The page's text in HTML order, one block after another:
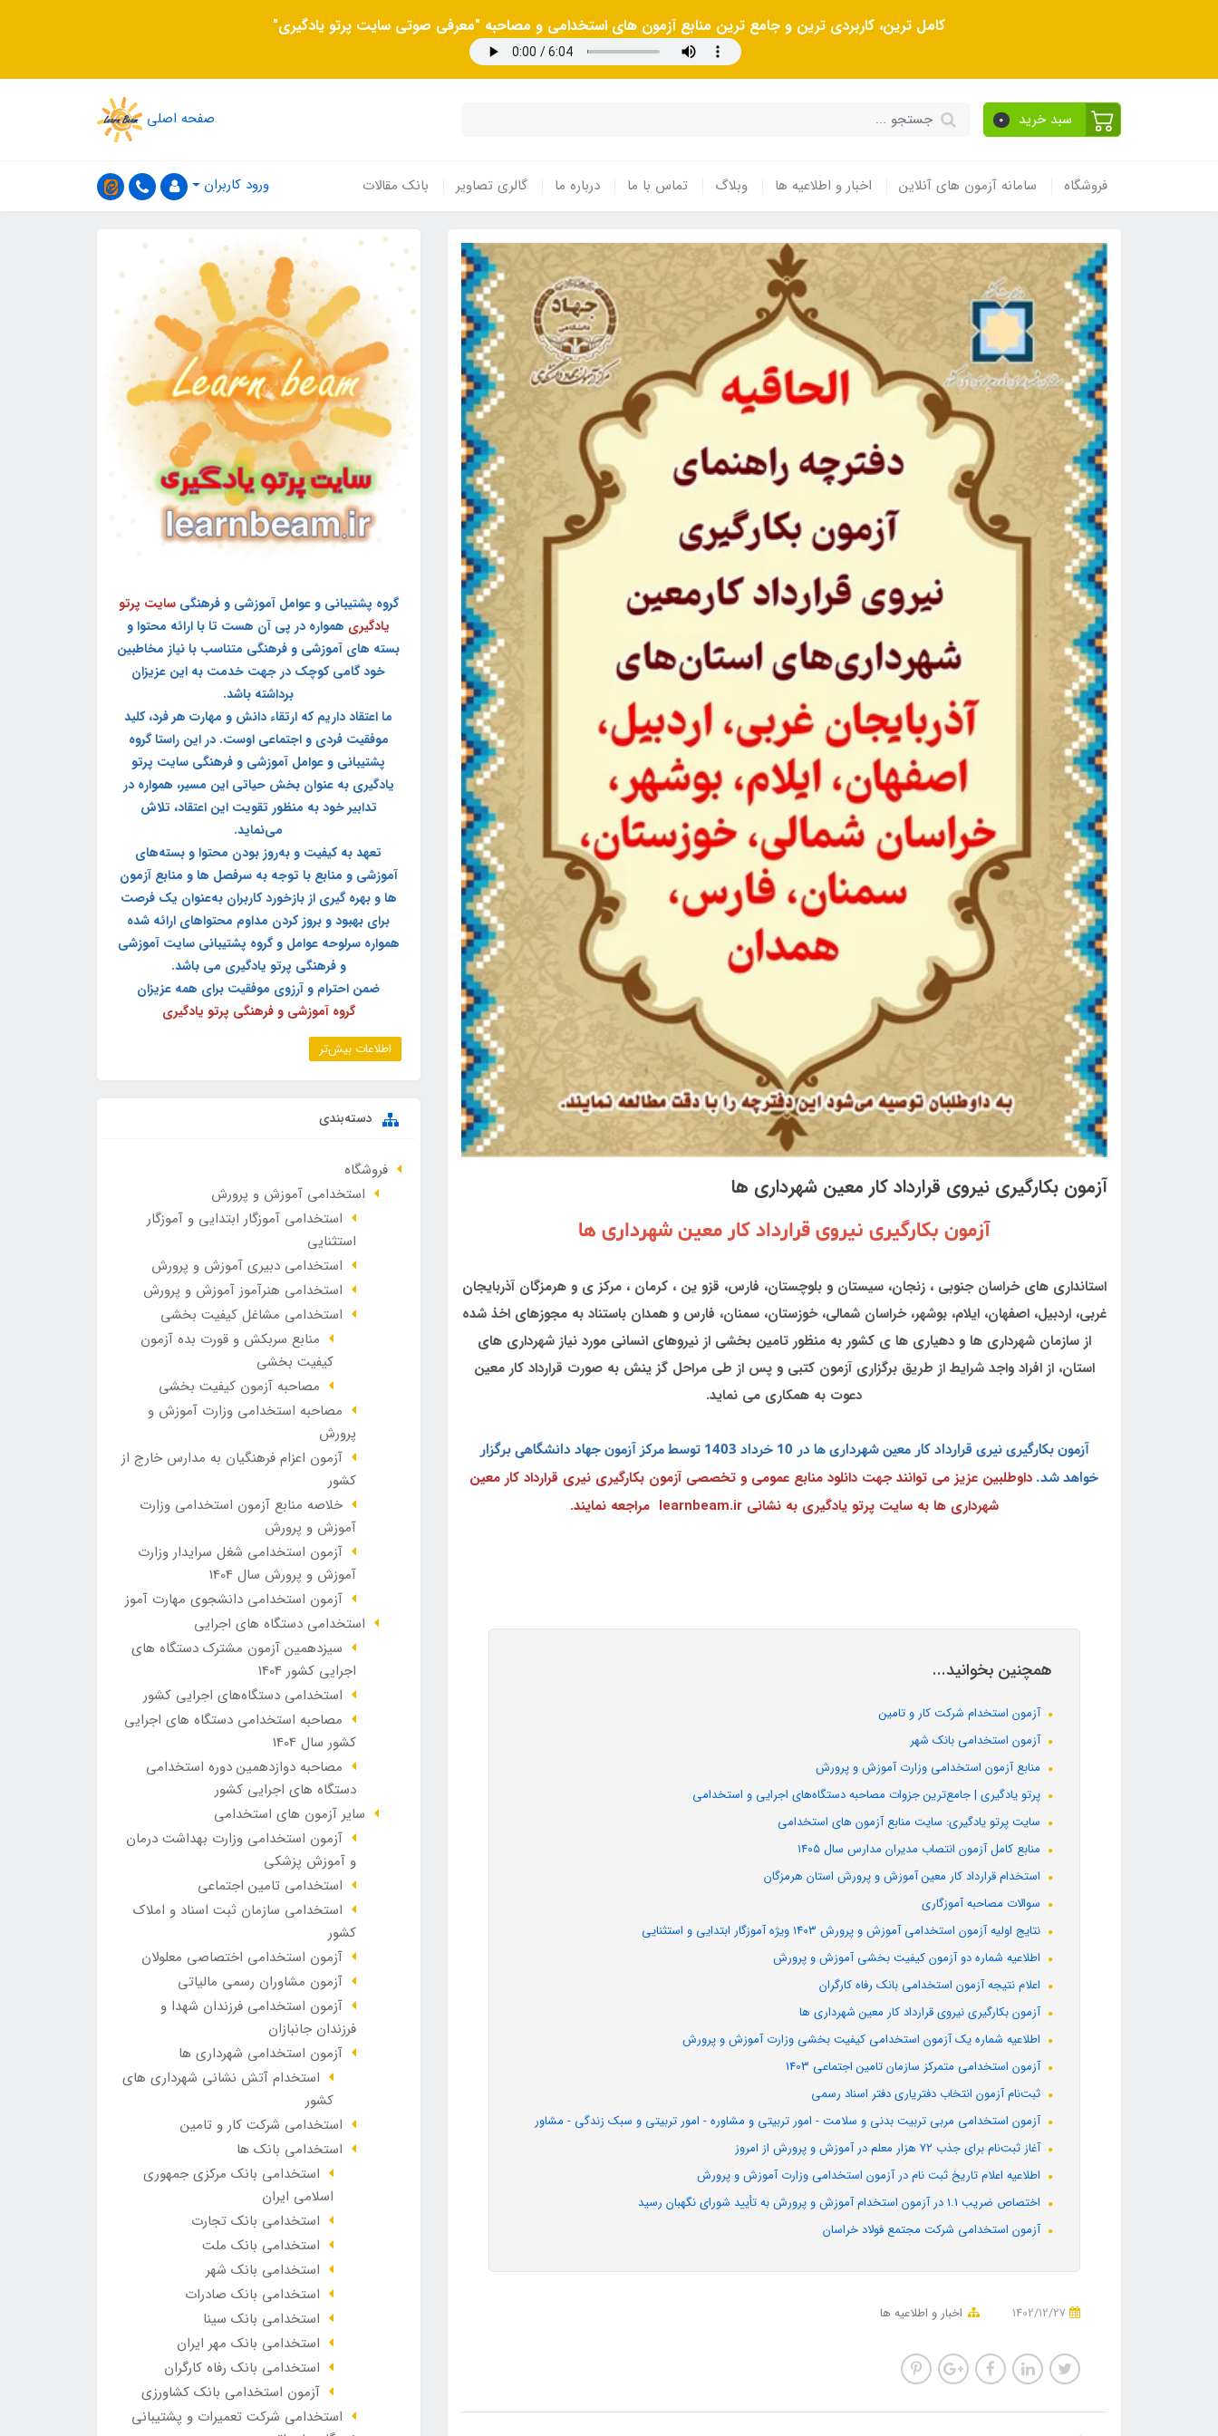
کامل ترین، کاربردی ترین و جامع ترین منابع آزمون های استخدامی و مصاحبه "معرفی صوتی سایت پرتو یادگیری"
سبد خرید 0 صفحه اصلی
فروشگاه سامانه آزمون های آنلاین اخبار و اطلاعیه ها وبلاگ تماس با ما درباره ما گالری تصاویر بانک مقالات ورود کاربران
آزمون بکارگیری نیروی قرارداد کار معین شهرداری ها
آزمون بکارگیری نیروی قرارداد کار معین شهرداری ها
استانداری های خراسان جنوبی ، زنجان، سیستان و بلوچستان، فارس، قزو ین ، کرمان ، مرکز ی و هرمزگان آذربایجان
غربی، اردبیل، اصفهان، ایلام، بوشهر، خراسان شمالی، خوزستان، سمنان، فارس و همدان باستناد به مجوزهای اخذ شده
از سازمان شهرداری ها و دهیاری ها ی کشور به منظور تامین بخشی از نیروهای انسانی مورد نیاز شهرداری های
استان، از افراد واجد شرایط از طریق برگزاری آزمون کتبی و پس از طی مراحل گز ینش به صورت قرارداد کار معین
دعوت به همکاری می نماید.
آزمون بکارگیری نیری قرارداد کار معین شهرداری ها در 10 خرداد 1403 توسط مرکز آزمون جهاد دانشگاهی برگزار
خواهد شد. داوطلبین عزیز می توانند جهت دانلود منابع عمومی و تخصصی آزمون بکارگیری نیری قرارداد کار معین
شهرداری ها به سایت پرتو یادگیری به نشانی learnbeam.ir مراجعه نمایند.
همچنین بخوانید...
آزمون استخدام شرکت کار و تامین
آزمون استخدامی بانک شهر
منابع آزمون استخدامی وزارت آموزش و پرورش
پرتو یادگیری | جامع‌ترین جزوات مصاحبه دستگاه‌های اجرایی و استخدامی
سایت پرتو یادگیری: سایت منابع آزمون های استخدامی
منابع کامل آزمون انتصاب مدیران مدارس سال ۱۴۰۵
استخدام قرارداد کار معین آموزش و پرورش استان هرمزگان
سوالات مصاحبه آموزگاری
نتایج اولیه آزمون استخدامی آموزش و پرورش ۱۴۰۳ ویژه آموزگار ابتدایی و استثنایی
اطلاعیه شماره دو آزمون کیفیت بخشی آموزش و پرورش
اعلام نتیجه آزمون استخدامی بانک رفاه کارگران
آزمون بکارگیری نیروی قرارداد کار معین شهرداری ها
اطلاعیه شماره یک آزمون استخدامی کیفیت بخشی وزارت آموزش و پرورش
آزمون استخدامی متمرکز سازمان تامین اجتماعی 1403
ثبت‌نام آزمون انتخاب دفتریاری دفتر اسناد رسمی
آزمون استخدامی مربی تربیت بدنی و سلامت - امور تربیتی و مشاوره - امور تربیتی و سبک زندگی - مشاور
آغاز ثبت‌نام برای جذب ۷۲ هزار معلم در آموزش و پرورش از امروز
اطلاعیه اعلام تاریخ ثبت نام در آزمون استخدامی وزارت آموزش و پرورش
اختصاص ضریب 1.1 در آزمون استخدام آموزش و پرورش به تأیید شورای نگهبان رسید
آزمون استخدامی شرکت مجتمع فولاد خراسان
اخبار و اطلاعیه ها
گروه پشتیبانی و عوامل آموزشی و فرهنگی سایت پرتو
یادگیری همواره در پی آن هست تا با ارائه محتوا و
بسته های آموزشی و فرهنگی متناسب با نیاز مخاطبین
خود گامی کوچک در جهت خدمت به این عزیزان
برداشته باشد.
ما اعتقاد داریم که ارتقاء دانش و مهارت هر فرد، کلید
موفقیت فردی و اجتماعی اوست. در این راستا گروه
پشتیبانی و عوامل آموزشی و فرهنگی سایت پرتو
یادگیری به عنوان بخش حیاتی این مسیر، همواره در
تدابیر خود به منظور تقویت این اعتقاد، تلاش
می‌نماید.
تعهد به کیفیت و به‌روز بودن محتوا و بسته‌های
آموزشی و منابع با توجه به سرفصل ها و منابع آزمون
ها و بهره گیری از بازخورد کاربران به‌عنوان یک فرصت
برای بهبود و بروز کردن مداوم محتواهای ارائه شده
همواره سرلوحه عوامل و گروه پشتیبانی سایت آموزشی
و فرهنگی پرتو یادگیری می باشد.
ضمن احترام و آرزوی موفقیت برای همه عزیزان
گروه آموزشی و فرهنگی پرتو یادگیری
اطلاعات بیش‌تر
دسته‌بندی
فروشگاه
استخدامی آموزش و پرورش
استخدامی آموزگار ابتدایی و آموزگار
استثنایی
استخدامی دبیری آموزش و پرورش
استخدامی هنرآموز آموزش و پرورش
استخدامی مشاغل کیفیت بخشی
منابع سربکش و قورت بده آزمون
کیفیت بخشی
مصاحبه آزمون کیفیت بخشی
مصاحبه استخدامی وزارت آموزش و
پرورش
آزمون اعزام فرهنگیان به مدارس خارج از
کشور
خلاصه منابع آزمون استخدامی وزارت
آموزش و پرورش
آزمون استخدامی شغل سرایدار وزارت
آموزش و پرورش سال 1404
آزمون استخدامی دانشجوی مهارت آموز
استخدامی دستگاه های اجرایی
سیزدهمین آزمون مشترک دستگاه های
اجرایی کشور 1404
استخدامی دستگاه‌های اجرایی کشور
مصاحبه استخدامی دستگاه های اجرایی
کشور سال 1404
مصاحبه دوازدهمین دوره استخدامی
دستگاه های اجرایی کشور
سایر آزمون های استخدامی
آزمون استخدامی وزارت بهداشت درمان
و آموزش پزشکی
استخدامی تامین اجتماعی
استخدامی سازمان ثبت اسناد و املاک
کشور
آزمون استخدامی اختصاصی معلولان
آزمون مشاوران رسمی مالیاتی
آزمون استخدامی فرزندان شهدا و
فرزندان جانبازان
آزمون استخدامی شهرداری ها
استخدام آتش نشانی شهرداری های
کشور
استخدامی شرکت کار و تامین
استخدامی بانک ها
استخدامی بانک مرکزی جمهوری
اسلامی ایران
استخدامی بانک تجارت
استخدامی بانک ملت
استخدامی بانک شهر
استخدامی بانک صادرات
استخدامی بانک سینا
استخدامی بانک مهر ایران
استخدامی بانک رفاه کارگران
آزمون استخدامی بانک کشاورزی
استخدامی شرکت تعمیرات و پشتیبانی